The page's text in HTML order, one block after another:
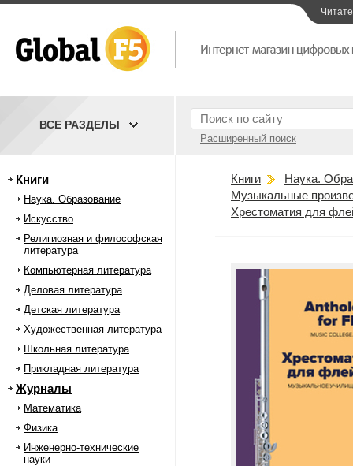
Расширенный поиск
ВСЕ РАЗДЕЛЫ
Книги
Наука. Образование
Искусство
Религиозная и философская
литература
Компьютерная литература
Деловая литература
Детская литература
Художественная литература
Школьная литература
Прикладная литература
Журналы
Математика
Физика
Инженерно-технические
науки
Книги
Наука.
Музыкальные
Хрестоматия для